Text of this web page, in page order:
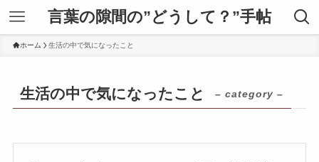
言葉の隙間の”どうして？”手帖
ホーム 生活の中で気になったこと
生活の中で気になったこと – category –